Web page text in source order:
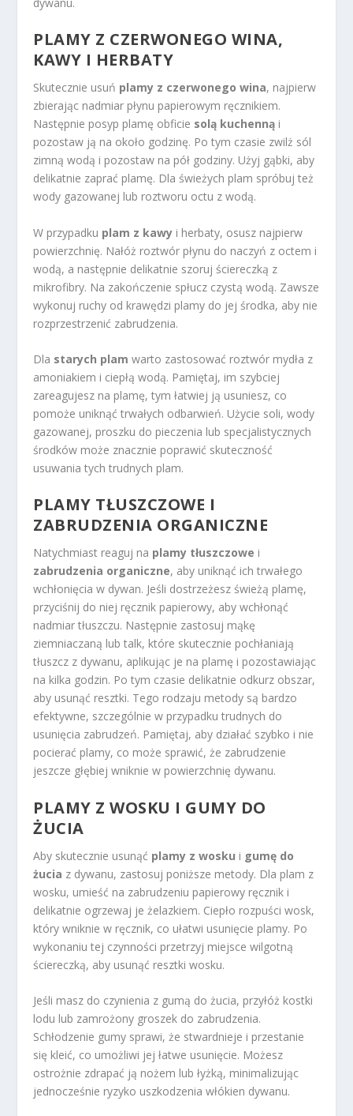
PLAMY Z CZERWONEGO WINA,
KAWY I HERBATY
Skutecznie usuń plamy z czerwonego wina, najpierw
zbierając nadmiar płynu papierowym ręcznikiem.
Następnie posyp plamę obficie solą kuchenną i
pozostaw ją na około godzinę. Po tym czasie zwilż sól
zimną wodą i pozostaw na pół godziny. Użyj gąbki, aby
delikatnie zaprać plamę. Dla świeżych plam spróbuj też
wody gazowanej lub roztworu octu z wodą.
W przypadku plam z kawy i herbaty, osusz najpierw
powierzchnię. Nałóż roztwór płynu do naczyń z octem i
wodą, a następnie delikatnie szoruj ściereczką z
mikrofibry. Na zakończenie spłucz czystą wodą. Zawsze
wykonuj ruchy od krawędzi plamy do jej środka, aby nie
rozprzestrzenić zabrudzenia.
Dla starych plam warto zastosować roztwór mydła z
amoniakiem i ciepłą wodą. Pamiętaj, im szybciej
zareagujesz na plamę, tym łatwiej ją usuniesz, co
pomoże uniknąć trwałych odbarwień. Użycie soli, wody
gazowanej, proszku do pieczenia lub specjalistycznych
środków może znacznie poprawić skuteczność
usuwania tych trudnych plam.
PLAMY TŁUSZCZOWE I
ZABRUDZENIA ORGANICZNE
Natychmiast reaguj na plamy tłuszczowe i
zabrudzenia organiczne, aby uniknąć ich trwałego
wchłonięcia w dywan. Jeśli dostrzeżesz świeżą plamę,
przyciśnij do niej ręcznik papierowy, aby wchłonąć
nadmiar tłuszczu. Następnie zastosuj mąkę
ziemniaczaną lub talk, które skutecznie pochłaniają
tłuszcz z dywanu, aplikując je na plamę i pozostawiając
na kilka godzin. Po tym czasie delikatnie odkurz obszar,
aby usunąć resztki. Tego rodzaju metody są bardzo
efektywne, szczególnie w przypadku trudnych do
usunięcia zabrudzeń. Pamiętaj, aby działać szybko i nie
pocierać plamy, co może sprawić, że zabrudzenie
jeszcze głębiej wniknie w powierzchnię dywanu.
PLAMY Z WOSKU I GUMY DO
ŻUCIA
Aby skutecznie usunąć plamy z wosku i gumę do
żucia z dywanu, zastosuj poniższe metody. Dla plam z
wosku, umieść na zabrudzeniu papierowy ręcznik i
delikatnie ogrzewaj je żelazkiem. Ciepło rozpuści wosk,
który wniknie w ręcznik, co ułatwi usunięcie plamy. Po
wykonaniu tej czynności przetrzyj miejsce wilgotną
ściereczką, aby usunąć resztki wosku.
Jeśli masz do czynienia z gumą do żucia, przyłóż kostki
lodu lub zamrożony groszek do zabrudzenia.
Schłodzenie gumy sprawi, że stwardnieje i przestanie
się kleić, co umożliwi jej łatwe usunięcie. Możesz
ostrożnie zdrapać ją nożem lub łyżką, minimalizując
jednocześnie ryzyko uszkodzenia włókien dywanu.